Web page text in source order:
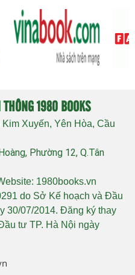
THÔNG 1980 BOOKS
Xuyến, Yên Hòa, Cầu
Phường 12, Q.Tân
1980books.vn
do Sở Kế hoạch và Đầu
30/07/2014. Đăng ký thay
tư TP. Hà Nội ngày